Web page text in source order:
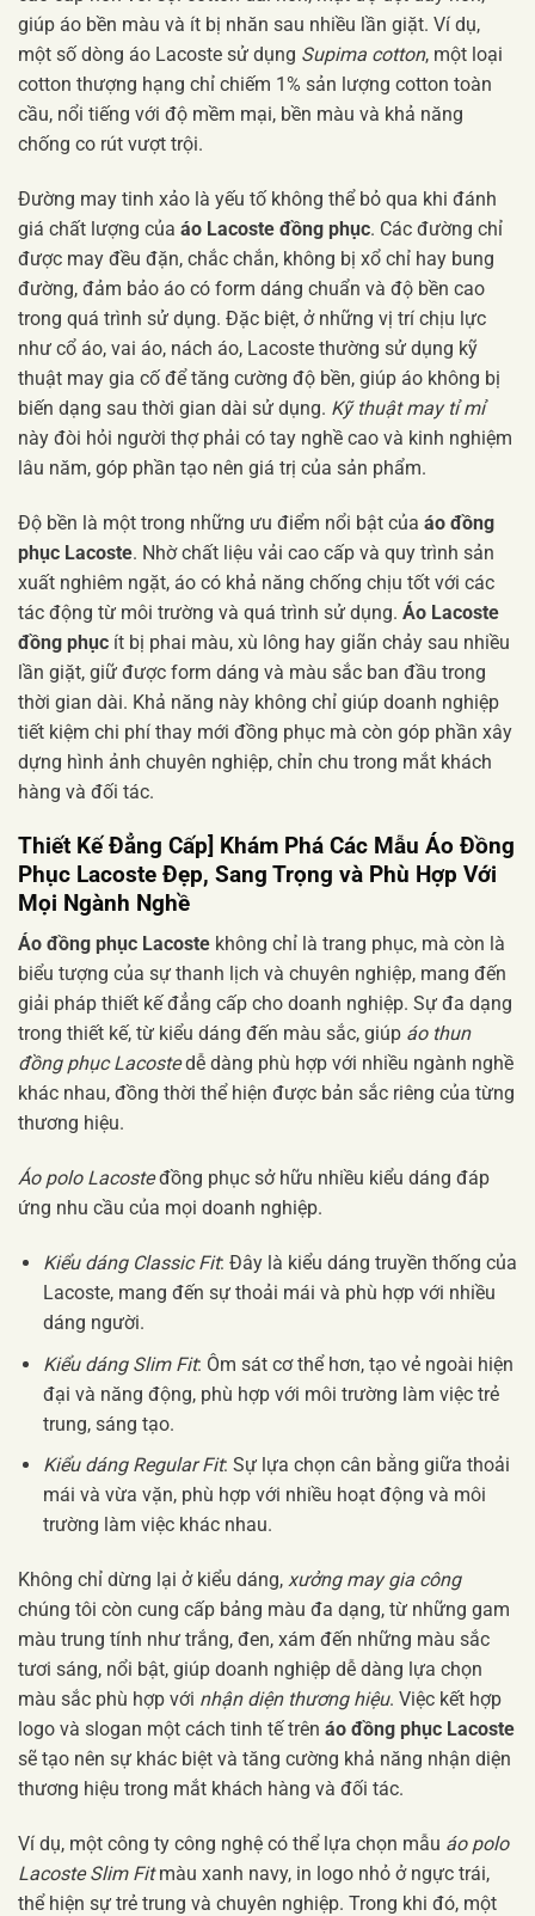
giúp áo bền màu và ít bị nhăn sau nhiều lần giặt. Ví dụ,
một số dòng áo Lacoste sử dụng Supima cotton, một loại
cotton thượng hạng chỉ chiếm 1% sản lượng cotton toàn
cầu, nổi tiếng với độ mềm mại, bền màu và khả năng
chống co rút vượt trội.
Đường may tinh xảo là yếu tố không thể bỏ qua khi đánh
giá chất lượng của áo Lacoste đồng phục. Các đường chỉ
được may đều đặn, chắc chắn, không bị xổ chỉ hay bung
đường, đảm bảo áo có form dáng chuẩn và độ bền cao
trong quá trình sử dụng. Đặc biệt, ở những vị trí chịu lực
như cổ áo, vai áo, nách áo, Lacoste thường sử dụng kỹ
thuật may gia cố để tăng cường độ bền, giúp áo không bị
biến dạng sau thời gian dài sử dụng. Kỹ thuật may tỉ mỉ
này đòi hỏi người thợ phải có tay nghề cao và kinh nghiệm
lâu năm, góp phần tạo nên giá trị của sản phẩm.
Độ bền là một trong những ưu điểm nổi bật của áo đồng
phục Lacoste. Nhờ chất liệu vải cao cấp và quy trình sản
xuất nghiêm ngặt, áo có khả năng chống chịu tốt với các
tác động từ môi trường và quá trình sử dụng. Áo Lacoste
đồng phục ít bị phai màu, xù lông hay giãn chảy sau nhiều
lần giặt, giữ được form dáng và màu sắc ban đầu trong
thời gian dài. Khả năng này không chỉ giúp doanh nghiệp
tiết kiệm chi phí thay mới đồng phục mà còn góp phần xây
dựng hình ảnh chuyên nghiệp, chỉn chu trong mắt khách
hàng và đối tác.
Thiết Kế Đẳng Cấp] Khám Phá Các Mẫu Áo Đồng
Phục Lacoste Đẹp, Sang Trọng và Phù Hợp Với
Mọi Ngành Nghề
Áo đồng phục Lacoste không chỉ là trang phục, mà còn là
biểu tượng của sự thanh lịch và chuyên nghiệp, mang đến
giải pháp thiết kế đẳng cấp cho doanh nghiệp. Sự đa dạng
trong thiết kế, từ kiểu dáng đến màu sắc, giúp áo thun
đồng phục Lacostedễ dàng phù hợp với nhiều ngành nghề
khác nhau, đồng thời thể hiện được bản sắc riêng của từng
thương hiệu.
Áo polo Lacosteđồng phục sở hữu nhiều kiểu dáng đáp
ứng nhu cầu của mọi doanh nghiệp.
Kiểu dáng Classic Fit: Đây là kiểu dáng truyền thống của
Lacoste, mang đến sự thoải mái và phù hợp với nhiều
dáng người.
Kiểu dáng Slim Fit: Ôm sát cơ thể hơn, tạo vẻ ngoài hiện
đại và năng động, phù hợp với môi trường làm việc trẻ
trung, sáng tạo.
Kiểu dáng Regular Fit: Sự lựa chọn cân bằng giữa thoải
mái và vừa vặn, phù hợp với nhiều hoạt động và môi
trường làm việc khác nhau.
Không chỉ dừng lại ở kiểu dáng, xưởng may gia công
chúng tôi còn cung cấp bảng màu đa dạng, từ những gam
màu trung tính như trắng, đen, xám đến những màu sắc
tươi sáng, nổi bật, giúp doanh nghiệp dễ dàng lựa chọn
màu sắc phù hợp với nhận diện thương hiệu. Việc kết hợp
logo và slogan một cách tinh tế trên áo đồng phục Lacoste
sẽ tạo nên sự khác biệt và tăng cường khả năng nhận diện
thương hiệu trong mắt khách hàng và đối tác.
Ví dụ, một công ty công nghệ có thể lựa chọn mẫu áo polo
Lacoste Slim Fitmàu xanh navy, in logo nhỏ ở ngực trái,
thể hiện sự trẻ trung và chuyên nghiệp. Trong khi đó, một